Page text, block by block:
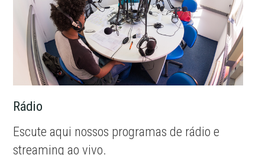
Rádio
Escute aqui nossos programas de rádio e
streaming ao vivo.